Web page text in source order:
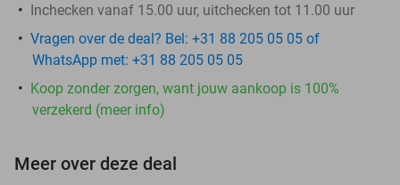
Inchecken vanaf 15.00 uur, uitchecken tot 11.00 uur
Vragen over de deal? Bel: +31 88 205 05 05 of
WhatsApp met: +31 88 205 05 05
Koop zonder zorgen, want jouw aankoop is 100%
verzekerd (meer info)
Meer over deze deal